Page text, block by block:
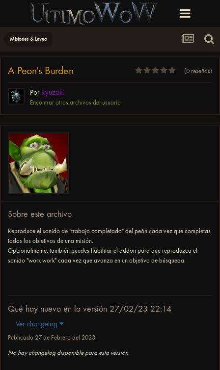
Misiones & Leveo
A Peon's Burden (0 reseñas)
Por Ryuzaki
Encontrar otros archivos del usuario
Sobre este archivo
Reproduce el sonido de "trabajo completado" del peón cada vez que completas
todos los objetivos de una misión.
Opcionalmente, también puedes habilitar el addon para que reproduzca el
sonido "work work" cada vez que avanza en un objetivo de búsqueda.
Qué hay nuevo en la versión 27/02/23 22:14
Ver changelog
Publicado 27 de Febrero del 2023
No hay changelog disponible para esta versión.